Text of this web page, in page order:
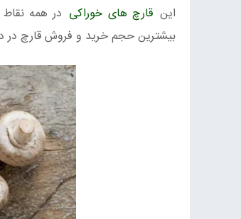
این قارچ های خوراکی در همه نقاط
بیشترین حجم خرید و فروش قارچ در